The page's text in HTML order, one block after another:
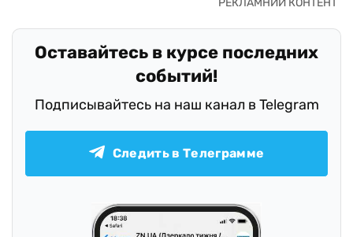
Оставайтесь в курсе последних
событий!
Подписывайтесь на наш канал в Telegram
Следить в Телеграмме